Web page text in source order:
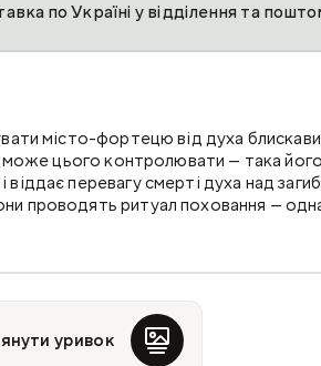
по Україні у відділення та
місто-фортецю від духа
може цього контролювати — така
перевагу смерті духа над
проводять ритуал поховання —
більше й про минуле Серсери та
і може поділитися цінною
Які ще сюрпризи приготувала їй
уривок